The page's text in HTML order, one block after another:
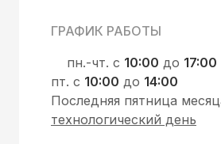
ГРАФИК РАБОТЫ
пн.-чт. с 10:00 до 17:00
пт. с 10:00 до 14:00
Последняя пятница
технологический день